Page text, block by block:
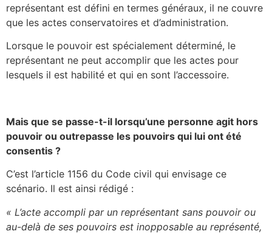
représentant est défini en termes généraux, il ne couvre
que les actes conservatoires et d’administration.
Lorsque le pouvoir est spécialement déterminé, le
représentant ne peut accomplir que les actes pour
lesquels il est habilité et qui en sont l’accessoire.
Mais que se passe-t-il lorsqu’une personne agit hors
pouvoir ou outrepasse les pouvoirs qui lui ont été
consentis ?
C’est l’article 1156 du Code civil qui envisage ce
scénario. Il est ainsi rédigé :
« L’acte accompli par un représentant sans pouvoir ou
au-delà de ses pouvoirs est inopposable au représenté,